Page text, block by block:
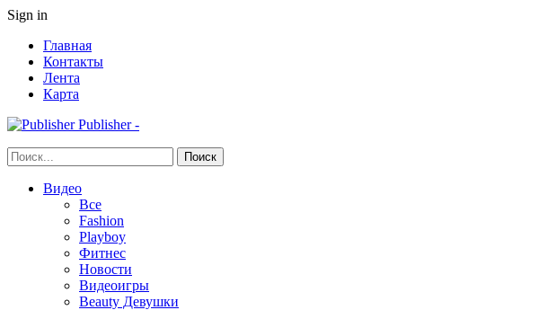
Sign in
Главная
Контакты
Лента
Карта
Publisher -
Видео
Все
Fashion
Playboy
Фитнес
Новости
Видеоигры
Beauty Девушки